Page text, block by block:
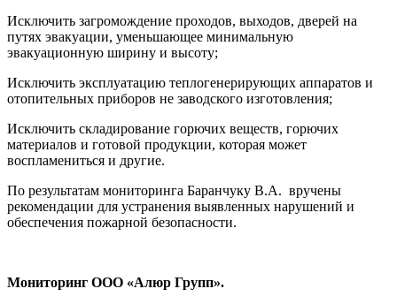
Исключить загромождение проходов, выходов, дверей на
путях эвакуации, уменьшающее минимальную
эвакуационную ширину и высоту;
Исключить эксплуатацию теплогенерирующих аппаратов и
отопительных приборов не заводского изготовления;
Исключить складирование горючих веществ, горючих
материалов и готовой продукции, которая может
воспламениться и другие.
По результатам мониторинга Баранчуку В.А. вручены
рекомендации для устранения выявленных нарушений и
обеспечения пожарной безопасности.
Мониторинг ООО «Алюр Групп».